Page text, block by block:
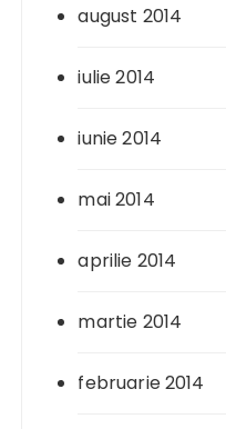
august 2014
iulie 2014
iunie 2014
mai 2014
aprilie 2014
martie 2014
februarie 2014